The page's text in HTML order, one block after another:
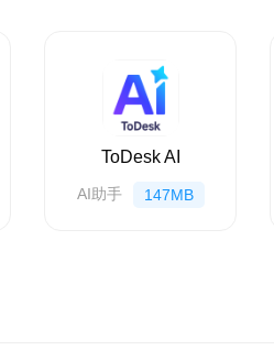
、权限未开启。
ToDesk AI
AI助手 147MB